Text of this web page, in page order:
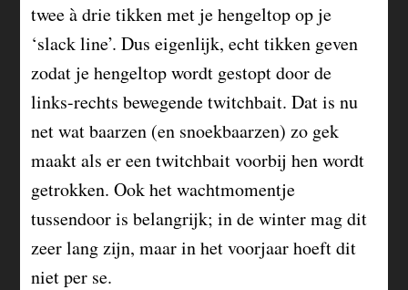
twee à drie tikken met je hengeltop op je
‘slack line’. Dus eigenlijk, echt tikken geven
zodat je hengeltop wordt gestopt door de
links-rechts bewegende twitchbait. Dat is nu
net wat baarzen (en snoekbaarzen) zo gek
maakt als er een twitchbait voorbij hen wordt
getrokken. Ook het wachtmomentje
tussendoor is belangrijk; in de winter mag dit
zeer lang zijn, maar in het voorjaar hoeft dit
niet per se.